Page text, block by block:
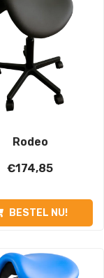
Rodeo
€174,85
BESTEL NU!